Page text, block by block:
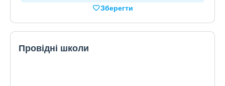
Зберегти
Провідні школи